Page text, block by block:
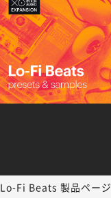
Lo-Fi Beats 製品ページ